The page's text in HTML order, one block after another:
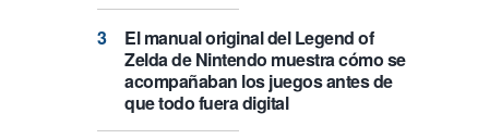
El manual original del Legend of
Zelda de Nintendo muestra cómo se
acompañaban los juegos antes de
que todo fuera digital